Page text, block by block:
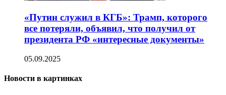
«Путин служил в КГБ»: Трамп, которого
все потеряли, объявил, что получил от
президента РФ «интересные документы»
05.09.2025
Новости в картинках